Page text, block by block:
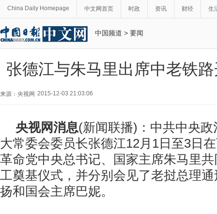
China Daily Homepage 中文网首页 时政 资讯 财经 生
中国频道 > 要闻
张德江与朱马里出席中老铁
来源：央视网 2015-12-03 21:03:06
央视网消息(新闻联播)：中共中央
大常委会委员长张德江12月1日至3日
革命党中央总书记、国家主席朱马里
工奠基仪式，并分别会见了老挝总理
扬和国会主席巴妮。